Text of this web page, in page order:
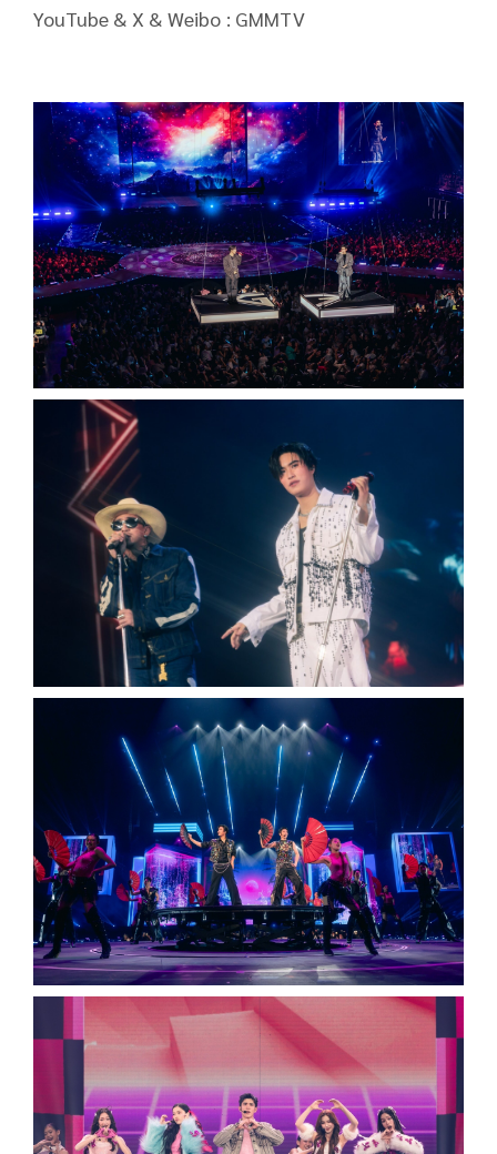
YouTube & X & Weibo : GMMTV